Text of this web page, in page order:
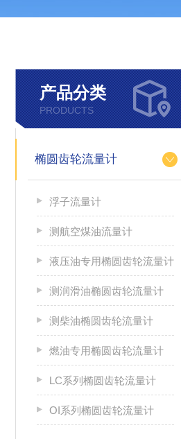
产品分类
PRODUCTS
椭圆齿轮流量计
浮子流量计
测航空煤油流量计
液压油专用椭圆齿轮流量计
测润滑油椭圆齿轮流量计
测柴油椭圆齿轮流量计
燃油专用椭圆齿轮流量计
LC系列椭圆齿轮流量计
OI系列椭圆齿轮流量计